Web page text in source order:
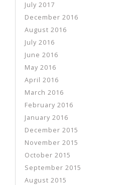
July 2017
December 2016
August 2016
July 2016
June 2016
May 2016
April 2016
March 2016
February 2016
January 2016
December 2015
November 2015
October 2015
September 2015
August 2015